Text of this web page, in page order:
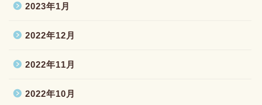
2023年1月
2022年12月
2022年11月
2022年10月